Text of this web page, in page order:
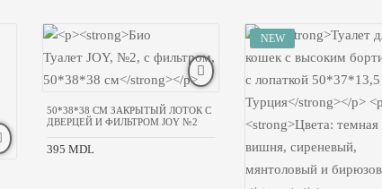
50*38*38 CM ЗАКРЫТЫЙ ЛОТОК С
ДВЕРЦЕЙ И ФИЛЬТРОМ JOY №2
395 MDL